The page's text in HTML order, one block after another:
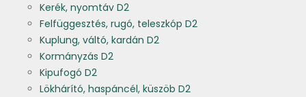
Kerék, nyomtáv D2
Felfüggesztés, rugó, teleszkóp D2
Kuplung, váltó, kardán D2
Kormányzás D2
Kipufogó D2
Lökhárító, haspáncél, küszöb D2